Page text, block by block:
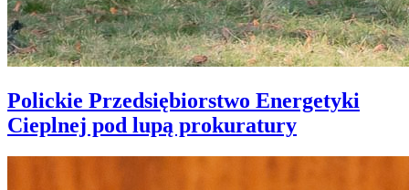
Polickie Przedsiębiorstwo Energetyki
Cieplnej pod lupą prokuratury